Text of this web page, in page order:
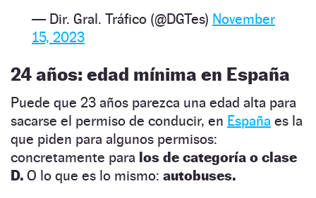
— Dir. Gral. Tráfico (@DGTes) November
15, 2023
24 años: edad mínima en España
Puede que 23 años parezca una edad alta para
sacarse el permiso de conducir, en España es la
que piden para algunos permisos:
concretamente para los de categoría o clase
D. O lo que es lo mismo: autobuses.